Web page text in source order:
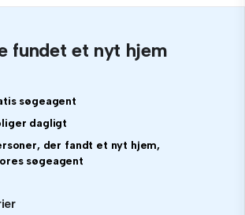
fundet et nyt hjem
søgeagent
dagligt
der fandt et nyt hjem,
søgeagent